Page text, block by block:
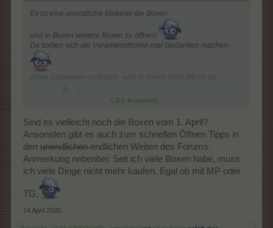
Es ist eine unendliche klickerei die Boxen
und in Boxen weitere Boxen zu öffnen!
Da sollten sich die Verantwortlichen mal Gedanken machen-
diese zusammen-zufassen -und in einem Klick öffnen zu
Click to expand...
Sind es vielleicht noch die Boxen vom 1. April?
Ansonsten gibt es auch zum schnellen Öffnen Tipps in
den unendlichenendlichen Weiten des Forums.
Anmerkung nebenbei: Seit ich viele Boxen habe, muss
ich viele Dinge nicht mehr kaufen. Egal ob mit MP oder
TG.
14 April 2020